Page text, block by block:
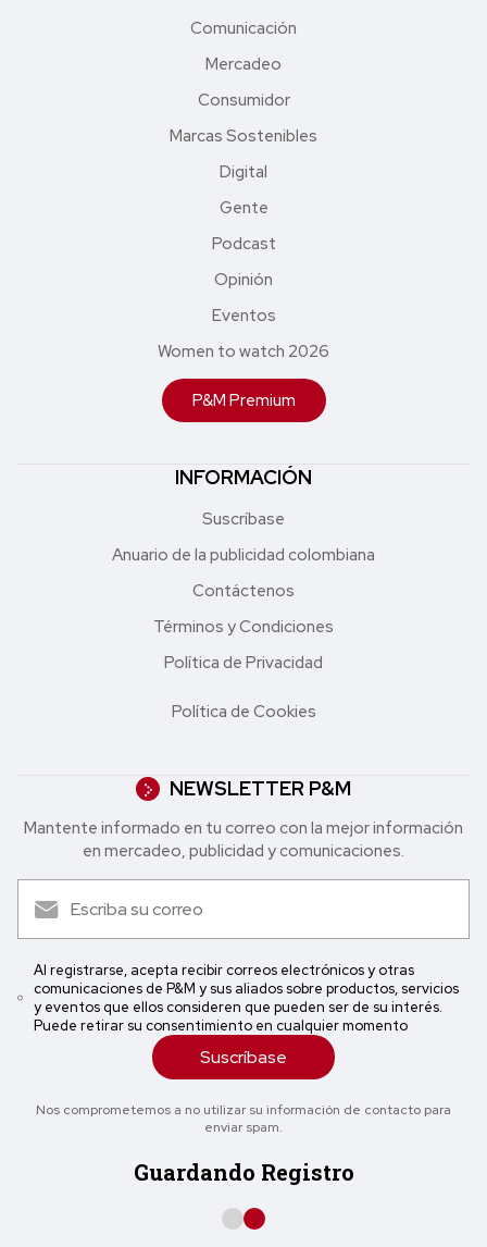
Comunicación
Mercadeo
Consumidor
Marcas Sostenibles
Digital
Gente
Podcast
Opinión
Eventos
Women to watch 2026
P&M Premium
INFORMACIÓN
Suscríbase
Anuario de la publicidad colombiana
Contáctenos
Términos y Condiciones
Política de Privacidad
Política de Cookies
NEWSLETTER P&M
Mantente informado en tu correo con la mejor in formación
en mercadeo, publicidad y comunicaciones.
Al registrarse, acepta recibir correos electrónicos y otras
comunicaciones de P&M y sus aliados sobre productos, servicios
y eventos que ellos consideren que pueden ser de su interés.
Puede retirar su consentimiento en cualquier momento
Suscríbase
Nos comprometemos a no utilizar su información de contacto para
enviar spam.
Guardando Registro